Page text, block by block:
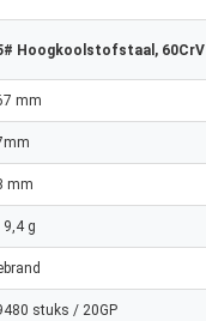
Hoogkoolstofstaal, 60CrV
mm
mm
g
stuks / 20GP